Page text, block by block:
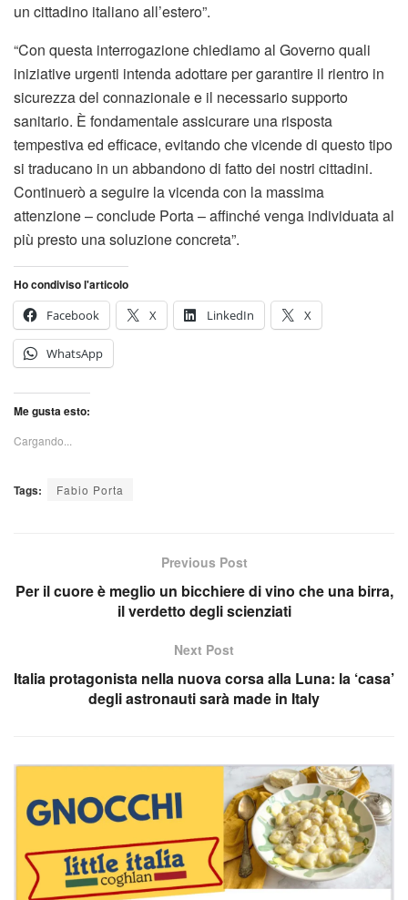
un cittadino italiano all’estero”.
“Con questa interrogazione chiediamo al Governo quali
iniziative urgenti intenda adottare per garantire il rientro in
sicurezza del connazionale e il necessario supporto
sanitario. È fondamentale assicurare una risposta
tempestiva ed efficace, evitando che vicende di questo tipo
si traducano in un abbandono di fatto dei nostri cittadini.
Continuerò a seguire la vicenda con la massima
attenzione – conclude Porta – affinché venga individuata al
più presto una soluzione concreta”.
Ho condiviso l'articolo
Facebook
X LinkedIn X
WhatsApp
Me gusta esto:
Cargando...
Tags: Fabio Porta
Previous Post
Per il cuore è meglio un bicchiere di vino che una birra,
il verdetto degli scienziati
Next Post
Italia protagonista nella nuova corsa alla Luna: la ‘casa’
degli astronauti sarà made in Italy